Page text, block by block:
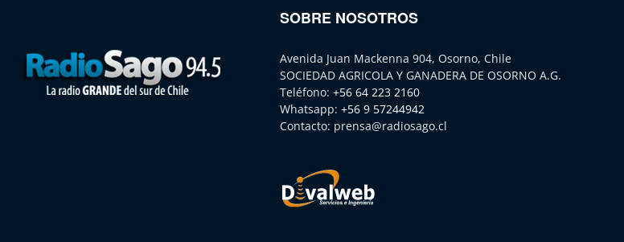
SOBRE NOSOTROS
Avenida Juan Mackenna 904, Osorno, Chile
SOCIEDAD AGRICOLA Y GANADERA DE OSORNO A.G.
Teléfono: +56 64 223 2160
Whatsapp: +56 9 57244942
Contacto: prensa@radiosago.cl